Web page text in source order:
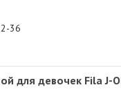
36
для девочек Fila J-